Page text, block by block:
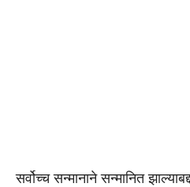
सर्वोच्च सन्मानाने सन्मानित